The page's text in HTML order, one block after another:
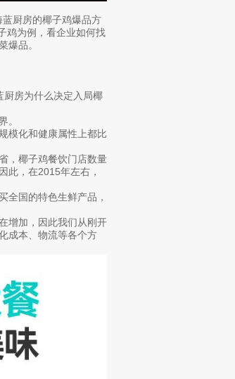
蓝厨房的椰子鸡爆品方
鸡为例，看企业如何找
爆品。
厨房为什么决定入局椰
。
模化和健康属性上都比
，椰子鸡餐饮门店数量
此，在2015年左右，
全国的特色生鲜产品，
增加，因此我们从刚开
成本、物流等各个方